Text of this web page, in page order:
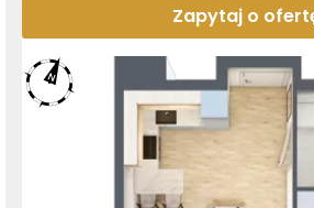
Zapytaj o